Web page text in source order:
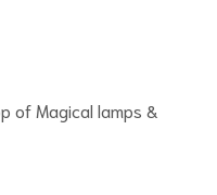
of Magical lamps &